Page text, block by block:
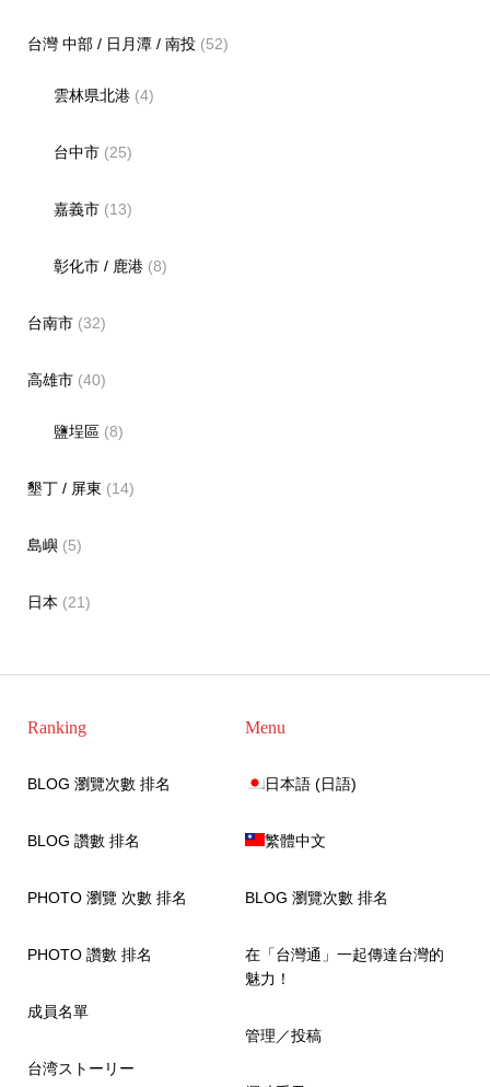
台灣 中部 / 日月潭 / 南投(52)
雲林県北港 (4)
台中市 (25)
嘉義市 (13)
彰化市 / 鹿港 (8)
台南市(32)
高雄市(40)
鹽埕區 (8)
墾丁 / 屏東 (14)
島嶼(5)
日本 (21)
Ranking
BLOG 瀏覽次數 排名
BLOG 讚數 排名
PHOTO 瀏覽 次數 排名
PHOTO 讚數 排名
成員名單
台湾ストーリー
Menu
日本語 (日語)
繁體中文
BLOG 瀏覽次數 排名
在「台灣通」一起傳達台灣的
魅力！
管理／投稿